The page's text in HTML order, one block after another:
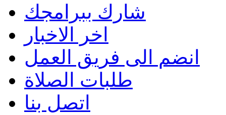
شارك ببرامجك
اخر الاخبار
انضم الى فريق العمل
طلبات الصلاة
اتصل بنا